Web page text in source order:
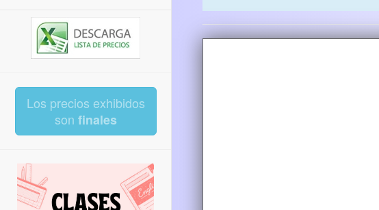
Los precios exhibidos
son finales